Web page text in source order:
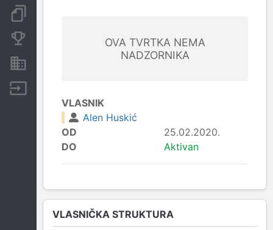
Konkurentske tvrtkeOVA TVRTKA NEMA
NADZORNIKA
VLASNIK
Alen Huskić
OD
25.02.2020.
DO
Aktivan
VLASNIČKA STRUKTURA